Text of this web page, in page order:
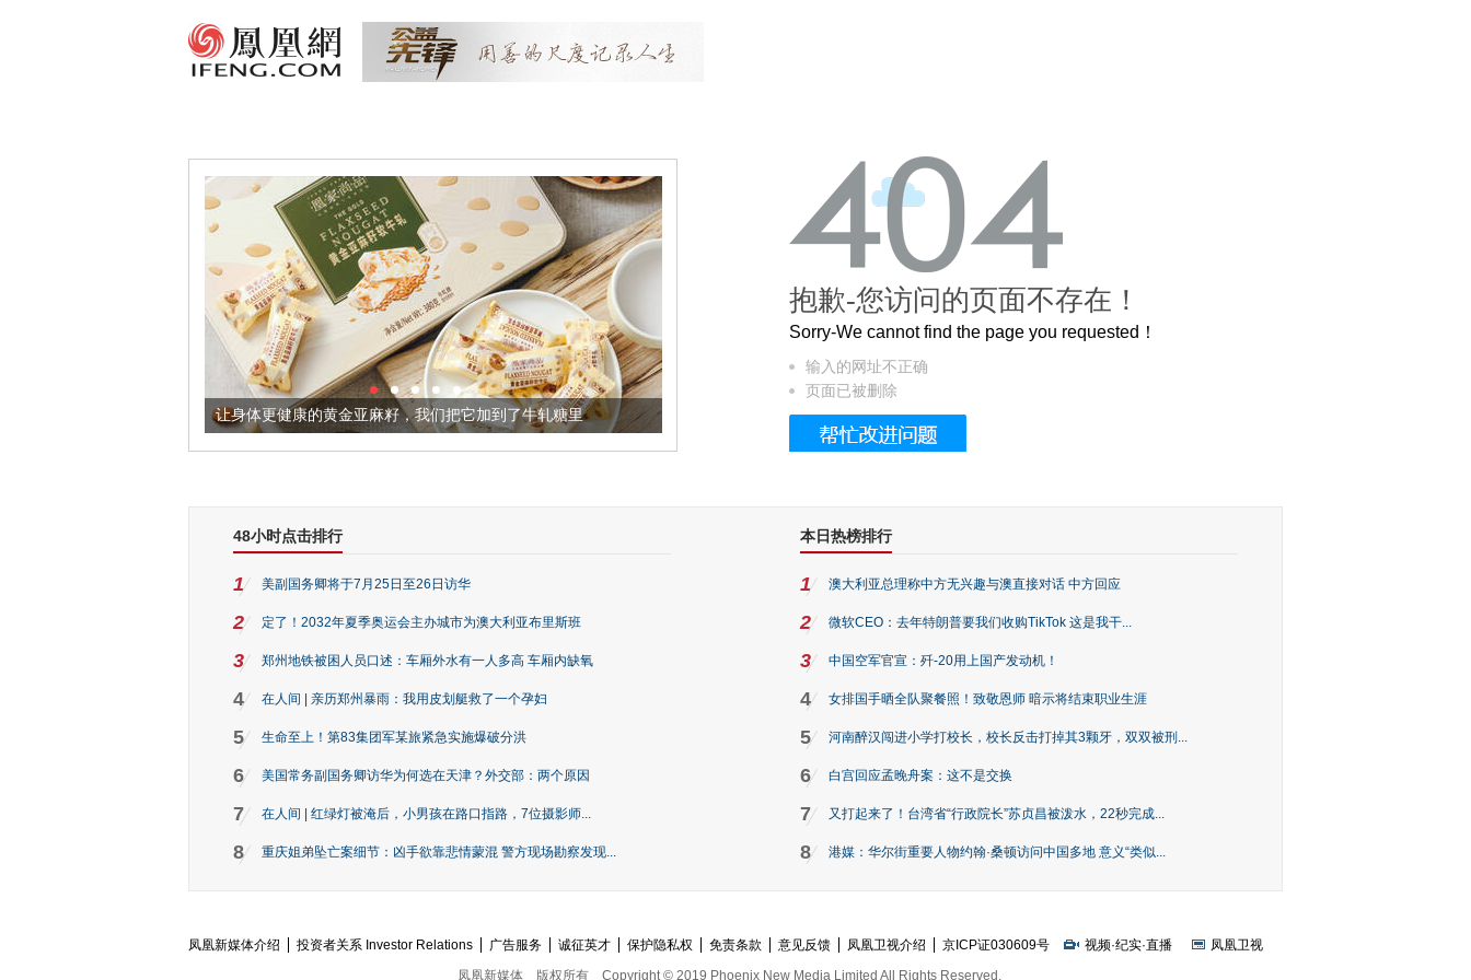
让身体更健康的黄金亚麻籽，我们把它加到了牛轧糖里 被列入佛家七宝的它到底有多美？
抱歉-您访问的页面不存在！
Sorry-We cannot find the page you requested！
输入的网址不正确
页面已被删除
48小时点击排行
1 美副国务卿将于7月25日至26日访华
2 定了！2032年夏季奥运会主办城市为澳大利亚布里斯班
3 郑州地铁被困人员口述：车厢外水有一人多高 车厢内缺氧
4 在人间 | 亲历郑州暴雨：我用皮划艇救了一个孕妇
5 生命至上！第83集团军某旅紧急实施爆破分洪
6 美国常务副国务卿访华为何选在天津？外交部：两个原因
7 在人间 | 红绿灯被淹后，小男孩在路口指路，7位摄影师...
8 重庆姐弟坠亡案细节：凶手欲靠悲情蒙混 警方现场勘察发现...
本日热榜排行
1 澳大利亚总理称中方无兴趣与澳直接对话 中方回应
2 微软CEO：去年特朗普要我们收购TikTok 这是我干...
3 中国空军官宣：歼-20用上国产发动机！
4 女排国手晒全队聚餐照！致敬恩师 暗示将结束职业生涯
5 河南醉汉闯进小学打校长，校长反击打掉其3颗牙，双双被刑...
6 白宫回应孟晚舟案：这不是交换
7 又打起来了！台湾省“行政院长”苏贞昌被泼水，22秒完成...
8 港媒：华尔街重要人物约翰·桑顿访问中国多地 意义“类似...
凤凰新媒体介绍 投资者关系 Investor Relations 广告服务 诚征英才 保护隐私权 免责条款 意见反馈 凤凰卫视介绍 京ICP证030609号 视频·纪实·直播
凤凰卫视
凤凰新媒体
版权所有 Copyright © 2019 Phoenix New Media Limited All Rights Reserved.